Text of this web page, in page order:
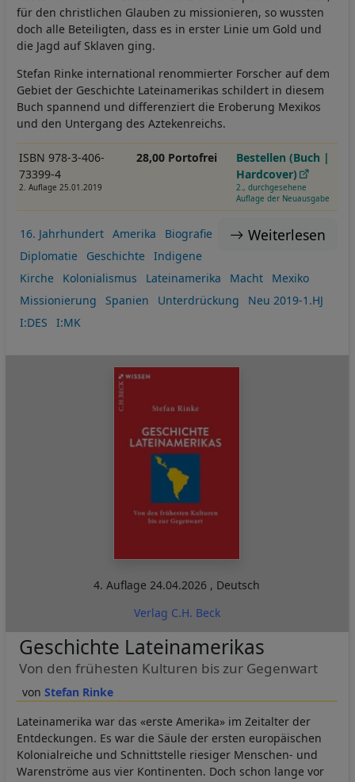
für den christlichen Glauben zu missionieren, so wussten
doch alle Beteiligten, dass es in erster Linie um Gold und
die Jagd auf Sklaven ging.
Stefan Rinke international renommierter Forscher auf dem
Gebiet der Geschichte Lateinamerikas schildert in diesem
Buch spannend und differenziert die Eroberung Mexikos
und den Untergang des Aztekenreichs.
ISBN 978-3-406-
73399-4
2. Auflage 25.01.2019
28,00 Portofrei
Bestellen (Buch |
Hardcover)
2., durchgesehene
Auflage der Neuausgabe
Weiterlesen
16. Jahrhundert Amerika
Biografie
Diplomatie
Geschichte
Indigene
Kirche
Kolonialismus Lateinamerika Macht
Mexiko
Missionierung
Spanien Unterdrückung
Neu 2019-1.HJ
I:DES
I:MK
4. Auflage24.04.2026 , Deutsch
Verlag C.H. Beck
Stefan Rinke
Geschichte Lateinamerikas
Von den frühesten Kulturen bis zur Gegenwart
Lateinamerika war das «erste Amerika» im Zeitalter der
Entdeckungen. Es war die Säule der ersten europäischen
Kolonialreiche und Schnittstelle riesiger Menschen- und
Warenströme aus vier Kontinenten. Doch schon lange vor